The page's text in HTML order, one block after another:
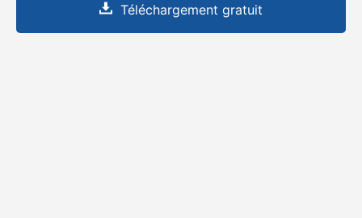
Téléchargement gratuit